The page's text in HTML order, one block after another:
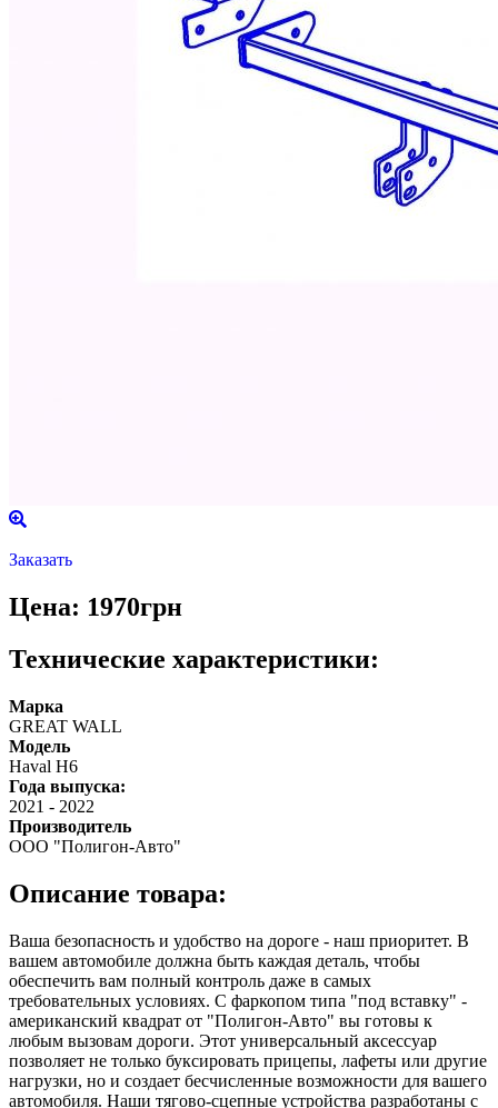
Заказать
Цена: 1970грн
Технические характеристики:
Марка
GREAT WALL
Модель
Haval H6
Года выпуска:
2021 - 2022
Производитель
ООО "Полигон-Авто"
Описание товара:
Ваша безопасность и удобство на дороге - наш приоритет. В
вашем автомобиле должна быть каждая деталь, чтобы
обеспечить вам полный контроль даже в самых
требовательных условиях. С фаркопом типа "под вставку" -
американский квадрат от "Полигон-Авто" вы готовы к
любым вызовам дороги. Этот универсальный аксессуар
позволяет не только буксировать прицепы, лафеты или другие
нагрузки, но и создает бесчисленные возможности для вашего
автомобиля. Наши тягово-сцепные устройства разработаны с